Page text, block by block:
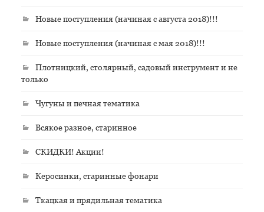
Новые поступления (начиная с августа 2018)!!!
Новые поступления (начиная с мая 2018)!!!
Плотницкий, столярный, садовый инструмент и не
только
Чугуны и печная тематика
Всякое разное, старинное
СКИДКИ! Акции!
Керосинки, старинные фонари
Ткацкая и прядильная тематика